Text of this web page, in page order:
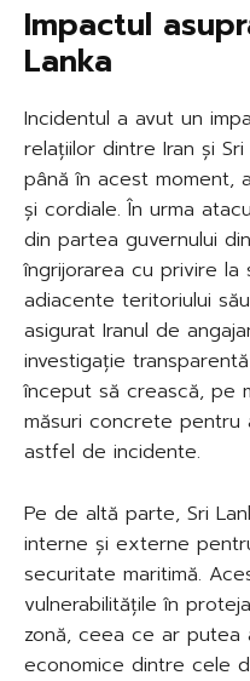
Impactul
Lanka
Incidentul a avut un
relațiilor dintre Iran și
până în acest moment,
și cordiale. În urma
din partea guvernului
îngrijorarea cu privire la
adiacente teritoriului
asigurat Iranul de
investigație
început să crească, pe
măsuri concrete
astfel de incidente.
Pe de altă parte, Sri
interne și externe
securitate maritimă.
vulnerabilitățile în
zonă, ceea ce ar putea
economice dintre cele